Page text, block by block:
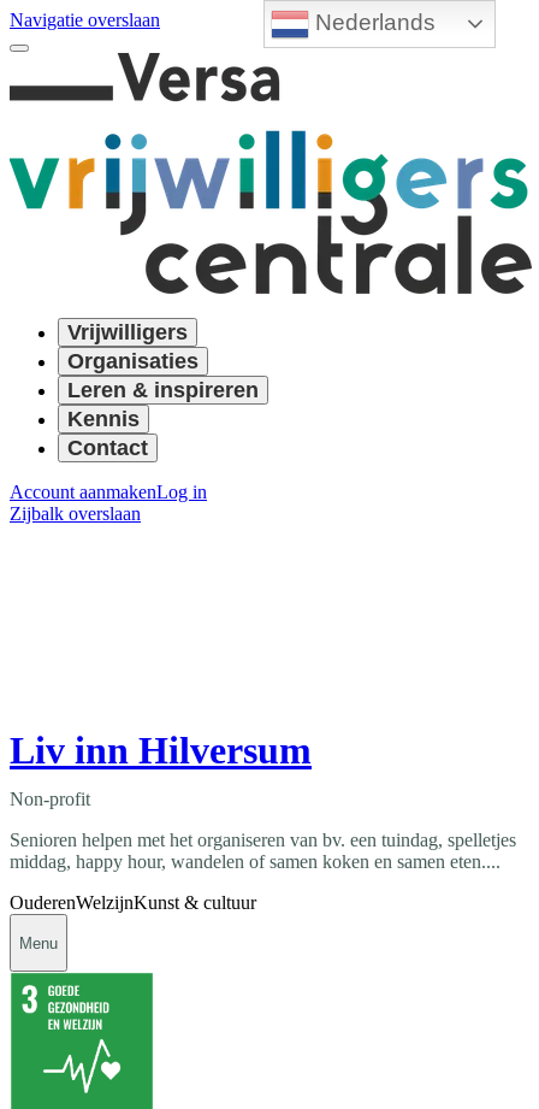
Nederlands
Navigatie overslaan
Vrijwilligers
Organisaties
Leren & inspireren
Kennis
Contact
Account aanmakenLog in
Zijbalk overslaan
Liv inn Hilversum
Non-profit
Senioren helpen met het organiseren van bv. een tuindag, spelletjes
middag, happy hour, wandelen of samen koken en samen eten....
OuderenWelzijnKunst & cultuur
Menu